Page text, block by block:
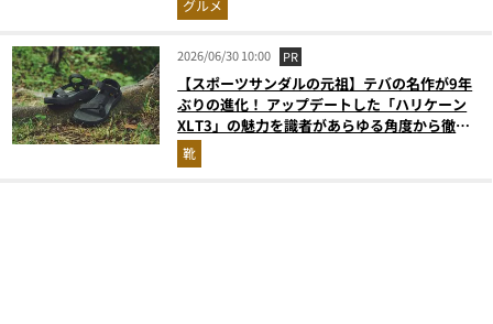
グルメ
2026/06/30 10:00 PR
【スポーツサンダルの元祖】テバの名作が9年
ぶりの進化！ アップデートした「ハリケーン
XLT3」の魅力を識者があらゆる角度から徹底
解説！
靴